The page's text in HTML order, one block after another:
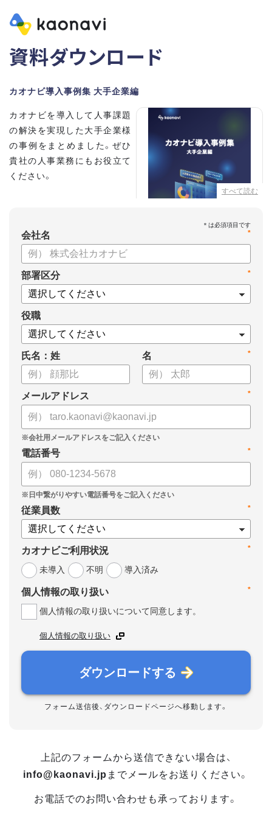
資料ダウンロード
カオナビ導入事例集 大手企業編
すべて読む
カオナビを導入して人事課題
の解決を実現した大手企業様
の事例をまとめました。ぜひ
貴社の人事業務にもお役立て
ください。
・本田技研工業株式会社
・沖電気工業株式会社
・三菱UFJニコス株式会社
・SOMPOひまわり生命保険株式会社
・スミセイ情報システム株式会社
*
会社名
*
部署区分
役職
氏名：姓 *
名
*
メールアドレス
*
電話番号
*
従業員数
*
カオナビご利用状況
未導入
不明 導入済み
*
個人情報の取り扱い
個人情報の取り扱いについて同意します。
個人情報の取り扱い
ダウンロードする
フォーム送信後、ダウンロードページへ移動します。
上記のフォームから送信できない場合は、
info@kaonavi.jp までメールをお送りください。
お電話でのお問い合わせも承っております。